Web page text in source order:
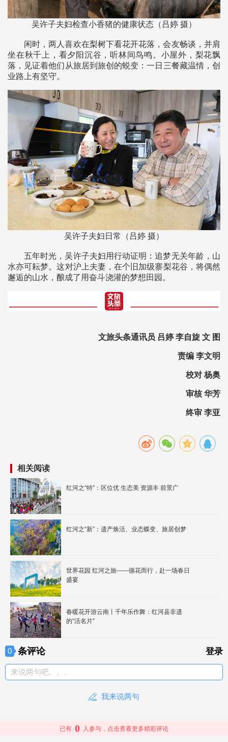
吴许子夫妇检查小香猪的健康状态（吕婷 摄）
闲时，两人喜欢在梨树下看花开花落，会友畅谈，并肩
坐在秋千上，看夕阳沉谷，听林间鸟鸣。小屋外，梨花飘
落，见证着他们从旅居到旅创的蜕变：一日三餐藏温情，创
业路上有坚守。
吴许子夫妇日常（吕婷 摄）
五年时光，吴许子夫妇用行动证明：追梦无关年龄，山
水亦可耘梦。这对沪上夫妻，在个旧加级寨梨花谷，将偶然
邂逅的山水，酿成了用奋斗浇灌的梦想田园。
文旅头条通讯员 吕婷 李自旋 文 图
责编 李文明
校对 杨奥
审核 华芳
终审 李亚
相关阅读
红河之“特”：区位优 生态美 资源丰 前景广
红河之“新”：遗产焕活、业态蝶变、旅居创梦
世界花园 红河之旅——循花而行，赴一场春日
盛宴
春暖花开游云南丨千年乐作舞：红河县非遗
的“活名片”
0 条评论 登录
来说两句吧。。。
我来说两句
已有 0 人参与，点击查看更多精彩评论